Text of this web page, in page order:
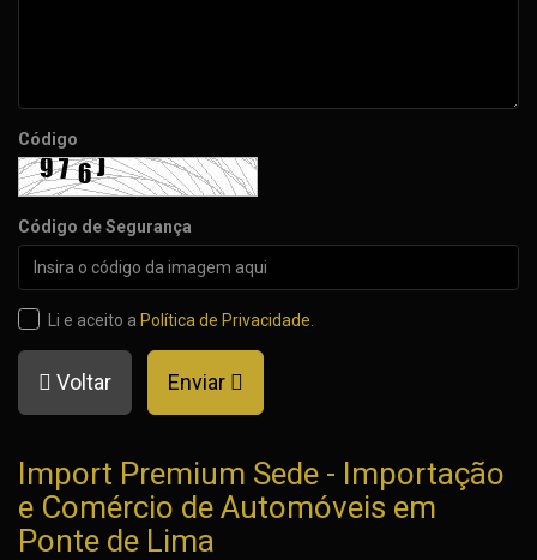
Código
Código de Segurança
Li e aceito a Política de Privacidade
Voltar Enviar
Import Premium Sede - Importação
e Comércio de Automóveis em
Ponte de Lima